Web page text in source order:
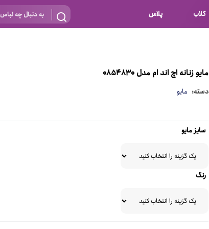
کلاب پلاس
مایو زنانه اچ اند ام مدل 0854830
دسته: مایو
سایز مایو
رنگ